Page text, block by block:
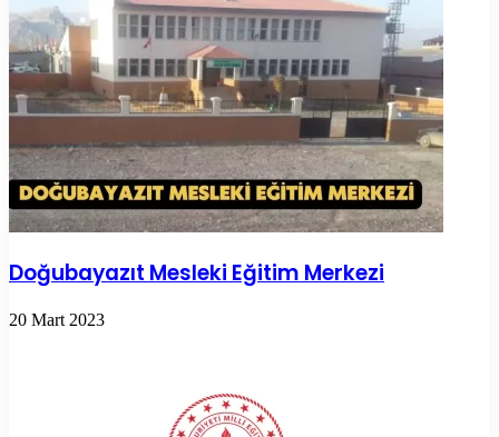
Doğubayazıt Mesleki Eğitim Merkezi
20 Mart 2023